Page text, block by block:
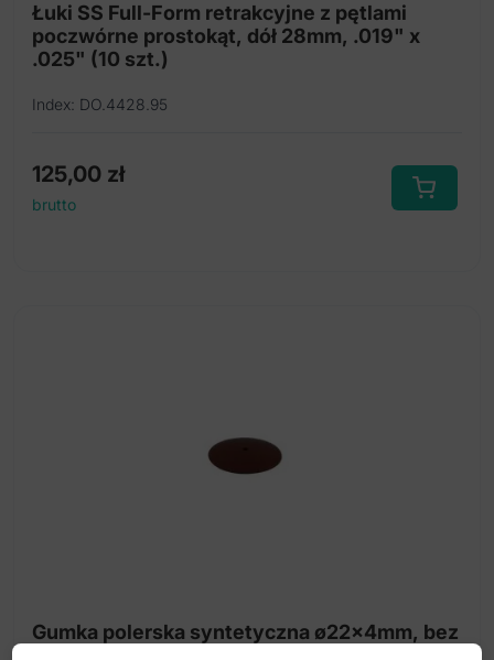
Łuki SS Full-Form retrakcyjne z pętlami
poczwórne prostokąt, dół 28mm, .019" x
.025" (10 szt.)
Index: DO.4428.95
125,00 zł
brutto
Gumka polerska syntetyczna ø22x4mm, bez